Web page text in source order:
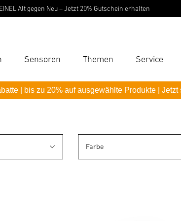
Alt gegen Neu – Jetzt 20% Gutschein erhalten
Sensoren Themen Service
Suche
| bis zu 20% auf ausgewählte Produkte | Jetzt
Farbe